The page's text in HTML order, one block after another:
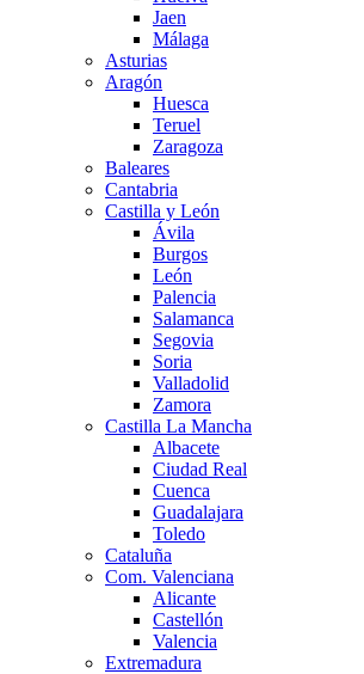
Jaen
Málaga
Asturias
Aragón
Huesca
Teruel
Zaragoza
Baleares
Cantabria
Castilla y León
Ávila
Burgos
León
Palencia
Salamanca
Segovia
Soria
Valladolid
Zamora
Castilla La Mancha
Albacete
Ciudad Real
Cuenca
Guadalajara
Toledo
Cataluña
Com. Valenciana
Alicante
Castellón
Valencia
Extremadura